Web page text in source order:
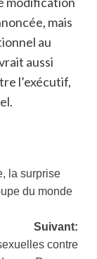
mais
au
aussi
l’exécutif,
la surprise
du monde
Suivant:
contre